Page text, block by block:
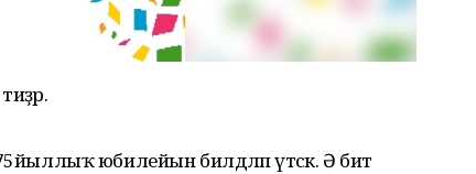
юбилейын билдәләп үтәсәк. Ә бит